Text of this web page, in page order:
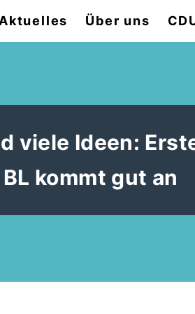
Aktuelles Über uns
viele Ideen:
kommt gut an